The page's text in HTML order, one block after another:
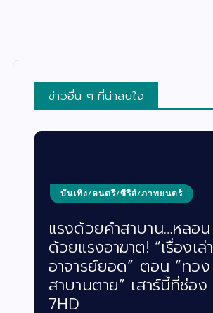
ข่าวอื่น ๆ ที่น่าสนใจ
บันเทิง/ดนตรี/ซีรีส์/ภาพยนตร์
แรงด้วยคำสาบาน…หลอน
ด้วยแรงอาฆาต! “เรื่องเล่า
อาจารย์ยอด” ตอน “ทวง
สาบานตาย” เสาร์นี้ที่ช่อง
7HD